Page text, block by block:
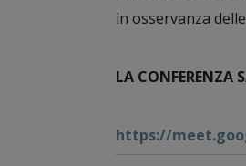
in osservanza
LA CONFERENZA
https://